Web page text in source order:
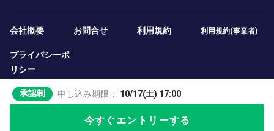
承認制 申し込み期限： 10/17(土) 17:00
今すぐエントリーする
会社概要 お問合せ 利用規約 利用規約(事業者)
プライバシーポ
リシー